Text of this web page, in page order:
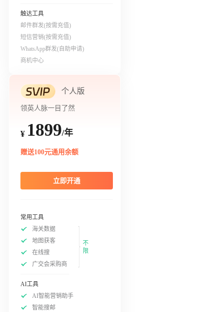
触达工具
邮件群发(按需充值)
短信营销(按需充值)
WhatsApp群发(自助申请)
商机中心
个人版
领英人脉一目了然
¥ 1899/年
赠送100元通用余额
立即开通
常用工具
海关数据
地图获客
在线搜
广交会采购商
不
限
AI工具
AI智能营销助手
智能搜邮